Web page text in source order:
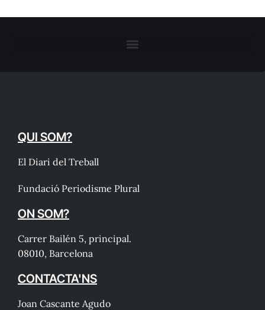
QUI SOM?
El Diari del Treball
Fundació Periodisme Plural
ON SOM?
Carrer Bailén 5, principal.
08010, Barcelona
CONTACTA'NS
Joan Cascante Agudo